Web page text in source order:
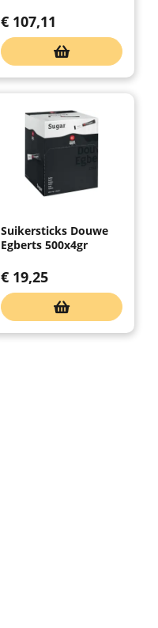
€ 107,11
Suikersticks Douwe
Egberts 500x4gr
€ 19,25